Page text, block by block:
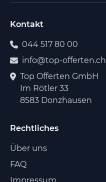
Kontakt
044 517 80 00
info@top-offerten.ch
Top Offerten GmbH
Im Rötler 33
8583 Donzhausen
Rechtliches
Über uns
FAQ